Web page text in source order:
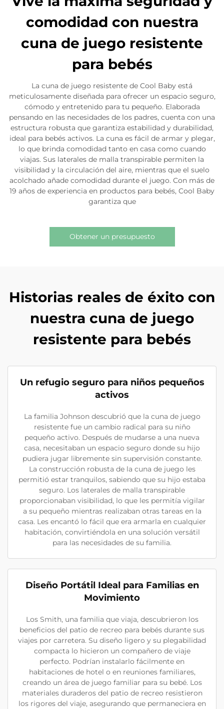
comodidad con nuestra
cuna de juego resistente
para bebés
La cuna de juego resistente de Cool Baby está
meticulosamente diseñada para ofrecer un espacio seguro,
cómodo y entretenido para tu pequeño. Elaborada
pensando en las necesidades de los padres, cuenta con una
estructura robusta que garantiza estabilidad y durabilidad,
ideal para bebés activos. La cuna es fácil de armar y plegar,
lo que brinda comodidad tanto en casa como cuando
viajas. Sus laterales de malla transpirable permiten la
visibilidad y la circulación del aire, mientras que el suelo
acolchado añade comodidad durante el juego. Con más de
19 años de experiencia en productos para bebés, Cool Baby
garantiza que
Obtener un presupuesto
Historias reales de éxito con
nuestra cuna de juego
resistente para bebés
Un refugio seguro para niños pequeños
activos
La familia Johnson descubrió que la cuna de juego
resistente fue un cambio radical para su niño
pequeño activo. Después de mudarse a una nueva
casa, necesitaban un espacio seguro donde su hijo
pudiera jugar libremente sin supervisión constante.
La construcción robusta de la cuna de juego les
permitió estar tranquilos, sabiendo que su hijo estaba
seguro. Los laterales de malla transpirable
proporcionaban visibilidad, lo que les permitía vigilar
a su pequeño mientras realizaban otras tareas en la
casa. Les encantó lo fácil que era armarla en cualquier
habitación, convirtiéndola en una solución versátil
para las necesidades de su familia.
Diseño Portátil Ideal para Familias en
Movimiento
Los Smith, una familia que viaja, descubrieron los
beneficios del patio de recreo para bebés durante sus
viajes por carretera. Su diseño ligero y su plegabilidad
compacta lo hicieron un compañero de viaje
perfecto. Podrían instalarlo fácilmente en
habitaciones de hotel o en reuniones familiares,
creando un área de juego familiar para su bebé. Los
materiales duraderos del patio de recreo resistieron
los rigores del viaje, asegurando que permaneciera en